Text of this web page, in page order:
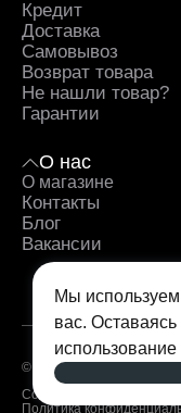
Мы используем
вас.
использование
Кредит
Доставка
Самовывоз
Возврат товара
Не нашли товар?
Гарантии
О нас
О магазине
Контакты
Блог
Вакансии
© 2026 — iSpace. Все
Согласие на обработку
Политика